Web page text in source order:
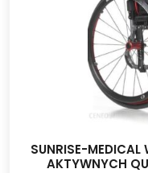
SUNRISE-MEDICAL
AKTYWNYCH